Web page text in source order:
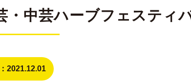
中芸ハーブフェスティ
2021.12.01